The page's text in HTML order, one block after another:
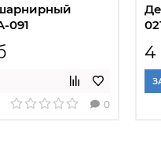
091
0
4